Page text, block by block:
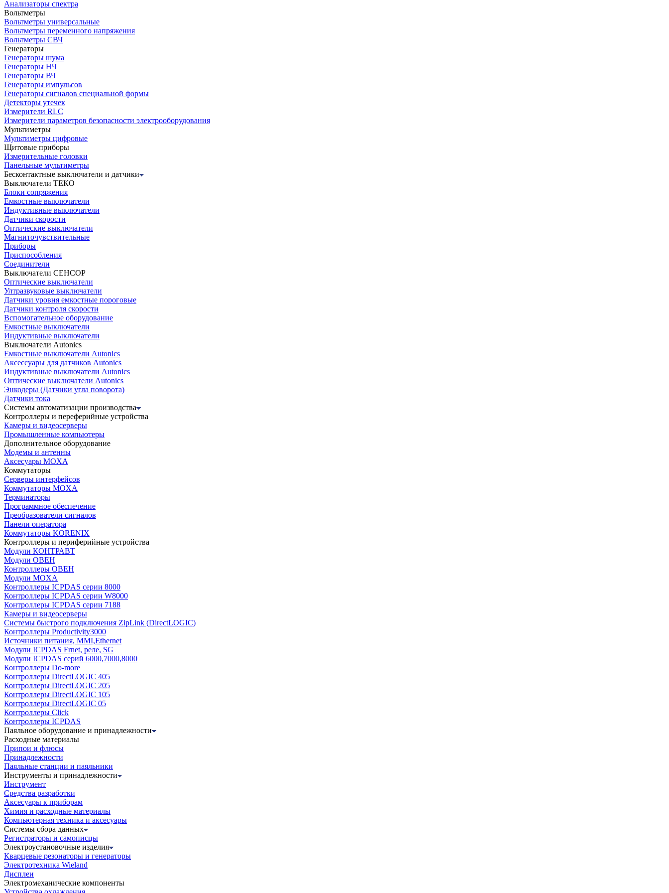
Анализаторы спектра
Вольтметры
Вольтметры универсальные
Вольтметры переменного напряжения
Вольтметры СВЧ
Генераторы
Генераторы шума
Генераторы НЧ
Генераторы ВЧ
Генераторы импульсов
Генераторы сигналов специальной формы
Детекторы утечек
Измерители RLC
Измерители параметров безопасности электрооборудования
Мультиметры
Мультиметры цифровые
Щитовые приборы
Измерительные головки
Панельные мультиметры
Бесконтактные выключатели и датчики
Выключатели ТЕКО
Блоки сопряжения
Емкостные выключатели
Индуктивные выключатели
Датчики скорости
Оптические выключатели
Магниточувствительные
Приборы
Приспособления
Соединители
Выключатели СЕНСОР
Оптические выключатели
Ултразвуковые выключатели
Датчики уровня емкостные пороговые
Датчики контроля скорости
Вспомогательное оборудование
Емкостные выключатели
Индуктивные выключатели
Выключатели Autonics
Емкостные выключатели Autonics
Аксессуары для датчиков Autonics
Индуктивные выключатели Autonics
Оптические выключатели Autonics
Энкодеры (Датчики угла поворота)
Датчики тока
Системы автоматизации производства
Контроллеры и переферийные устройства
Камеры и видеосерверы
Промышленные компьютеры
Дополнительное оборудование
Модемы и антенны
Аксесуары MOXA
Коммутаторы
Серверы интерфейсов
Коммутаторы MOXA
Терминаторы
Программное обеспечение
Преобразователи сигналов
Панели оператора
Коммутаторы KORENIX
Контроллеры и периферийные устройства
Модули КОНТРАВТ
Модули ОВЕН
Контроллеры ОВЕН
Модули MOXA
Контроллеры ICPDAS серии 8000
Контроллеры ICPDAS серии W8000
Контроллеры ICPDAS серии 7188
Камеры и видеосерверы
Системы быстрого подключения ZipLink (DirectLOGIC)
Контроллеры Productivity3000
Источники питания, MMI,Ethernet
Модули ICPDAS Frnet, реле, SG
Модули ICPDAS серий 6000,7000,8000
Контроллеры Do-more
Контроллеры DirectLOGIC 405
Контроллеры DirectLOGIC 205
Контроллеры DirectLOGIC 105
Контроллеры DirectLOGIC 05
Контроллеры Click
Контроллеры ICPDAS
Паяльное оборудование и принадлежности
Расходные материалы
Припои и флюсы
Принадлежности
Паяльные станции и паяльники
Инструменты и принадлежности
Инструмент
Средства разработки
Аксесуары к приборам
Химия и расходные материалы
Компьютерная техника и аксесуары
Системы сбора данных
Регистраторы и самописцы
Электроустановочные изделия
Кварцевые резонаторы и генераторы
Электротехника Wieland
Дисплеи
Электромеханические компоненты